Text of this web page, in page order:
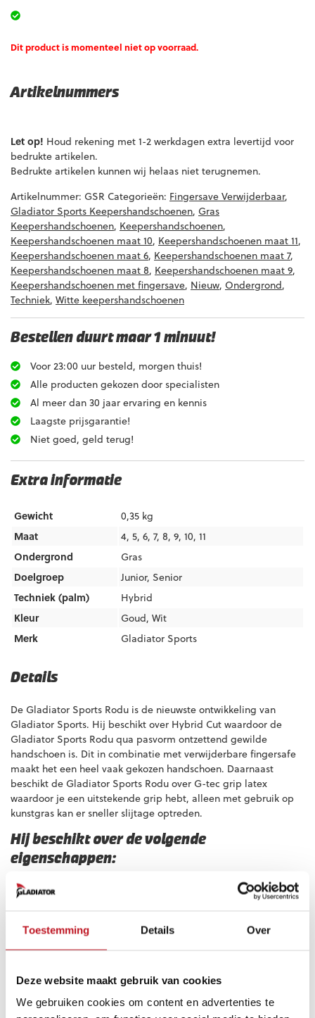
Toestemming Details Over
Deze website maakt gebruik van cookies
We gebruiken cookies om content en advertenties te
Dit product is momenteel niet op voorraad.
Artikelnummers
Let op! Houd rekening met 1-2 werkdagen extra levertijd voor
bedrukte artikelen.
Bedrukte artikelen kunnen wij helaas niet terugnemen.
Artikelnummer: GSR Categorieën: Fingersave Verwijderbaar,
Gladiator Sports Keepershandschoenen, Gras
Keepershandschoenen, Keepershandschoenen,
Keepershandschoenen maat 10, Keepershandschoenen maat 11,
Keepershandschoenen maat 6, Keepershandschoenen maat 7,
Keepershandschoenen maat 8, Keepershandschoenen maat 9,
Keepershandschoenen met fingersave, Nieuw, Ondergrond,
Techniek, Witte keepershandschoenen
Bestellen duurt maar 1 minuut!
Voor 23:00 uur besteld, morgen thuis!
Alle producten gekozen door specialisten
Al meer dan 30 jaar ervaring en kennis
Laagste prijsgarantie!
Niet goed, geld terug!
Extra informatie
Gewicht
0,35 kg
Maat
4, 5, 6, 7, 8, 9, 10, 11
Ondergrond
Gras
Doelgroep
Junior, Senior
Techniek (palm)
Hybrid
Kleur
Goud, Wit
Merk
Gladiator Sports
Details
De Gladiator Sports Rodu is de nieuwste ontwikkeling van
Gladiator Sports. Hij beschikt over Hybrid Cut waardoor de
Gladiator Sports Rodu qua pasvorm ontzettend gewilde
handschoen is. Dit in combinatie met verwijderbare fingersafe
maakt het een heel vaak gekozen handschoen. Daarnaast
beschikt de Gladiator Sports Rodu over G-tec grip latex
waardoor je een uitstekende grip hebt, alleen met gebruik op
kunstgras kan er sneller slijtage optreden.
Hij beschikt over de volgende
eigenschappen:
Palm:
4 mm G-tec Control 22W latex plus 4 mm
Achterhand:
4 mm DB-latex plus 5 mm comfortabel
schuim op de achterkant van de schokdemper.
ondersteuning van de vingers.
naambedrukking.